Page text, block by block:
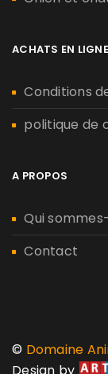
ACHATS EN LIGNE
Conditions
politique de
A PROPOS
Qui
Contact
© Domaine